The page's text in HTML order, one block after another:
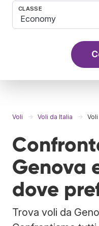
CLASSE
Voli Voli da Italia
Genova
dove
Trova voli da